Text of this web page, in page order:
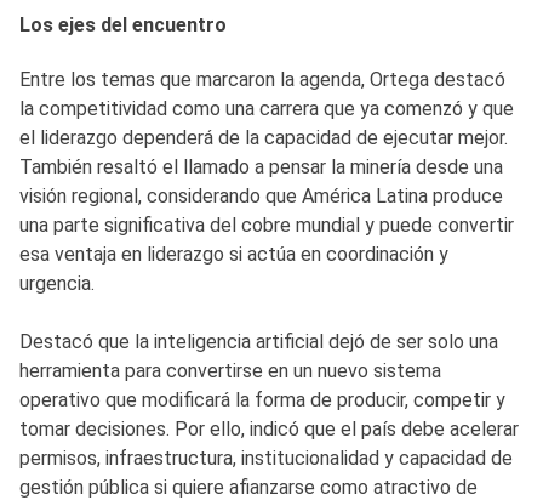
Los ejes del encuentro
Entre los temas que marcaron la agenda, Ortega destacó
la competitividad como una carrera que ya comenzó y que
el liderazgo dependerá de la capacidad de ejecutar mejor.
También resaltó el llamado a pensar la minería desde una
visión regional, considerando que América Latina produce
una parte significativa del cobre mundial y puede convertir
esa ventaja en liderazgo si actúa en coordinación y
urgencia.
Destacó que la inteligencia artificial dejó de ser solo una
herramienta para convertirse en un nuevo sistema
operativo que modificará la forma de producir, competir y
tomar decisiones. Por ello, indicó que el país debe acelerar
permisos, infraestructura, institucionalidad y capacidad de
gestión pública si quiere afianzarse como atractivo de